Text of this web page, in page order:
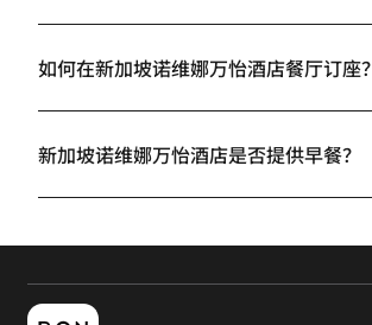
如何在新加坡诺维娜万怡酒店餐厅订座？
新加坡诺维娜万怡酒店是否提供早餐？